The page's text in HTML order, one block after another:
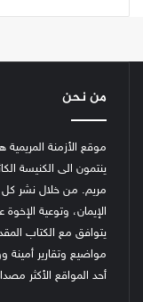
من نحن
موقع الأزمنة
ينتمون الى الكنيسة
مريم. من خلال نشر كل
الإيمان، وتوعية
يتوافق مع الكتاب
مواضيع وتقارير أمينة
أحد المواقع الأكثر